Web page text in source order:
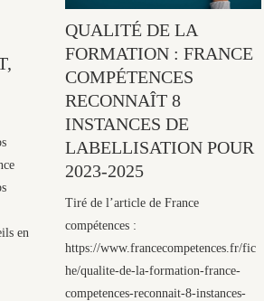
en
QUALITÉ DE LA
FORMATION : FRANCE
COMPÉTENCES
RECONNAÎT 8
INSTANCES DE
LABELLISATION POUR
2023-2025
Tiré de l’article de France
compétences :
https://www.francecompetences.fr/fic
he/qualite-de-la-formation-france-
competences-reconnait-8-instances-